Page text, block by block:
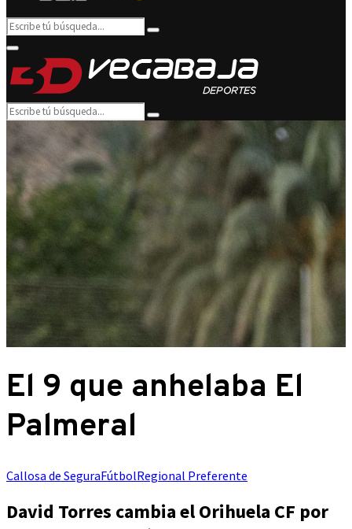
Search
for:
Search
Primary
Menu
Search
for:
Search
El 9 que anhelaba El
Palmeral
Callosa de SeguraFútbolRegional Preferente
David Torres cambia el Orihuela CF por